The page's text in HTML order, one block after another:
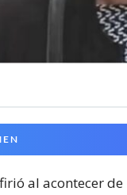
al acontecer